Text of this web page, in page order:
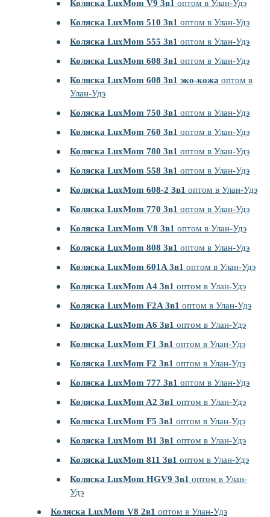
Коляска LuxMom V9 3в1 оптом в Улан-Удэ
Коляска LuxMom 510 3в1 оптом в Улан-Удэ
Коляска LuxMom 555 3в1 оптом в Улан-Удэ
Коляска LuxMom 608 3в1 оптом в Улан-Удэ
Коляска LuxMom 608 3в1 эко-кожа оптом в
Улан-Удэ
Коляска LuxMom 750 3в1 оптом в Улан-Удэ
Коляска LuxMom 760 3в1 оптом в Улан-Удэ
Коляска LuxMom 780 3в1 оптом в Улан-Удэ
Коляска LuxMom 558 3в1 оптом в Улан-Удэ
Коляска LuxMom 608-2 3в1 оптом в Улан-Удэ
Коляска LuxMom 770 3в1 оптом в Улан-Удэ
Коляска LuxMom V8 3в1 оптом в Улан-Удэ
Коляска LuxMom 808 3в1 оптом в Улан-Удэ
Коляска LuxMom 601A 3в1 оптом в Улан-Удэ
Коляска LuxMom A4 3в1 оптом в Улан-Удэ
Коляска LuxMom F2A 3в1 оптом в Улан-Удэ
Коляска LuxMom A6 3в1 оптом в Улан-Удэ
Коляска LuxMom F1 3в1 оптом в Улан-Удэ
Коляска LuxMom F2 3в1 оптом в Улан-Удэ
Коляска LuxMom 777 3в1 оптом в Улан-Удэ
Коляска LuxMom A2 3в1 оптом в Улан-Удэ
Коляска LuxMom F5 3в1 оптом в Улан-Удэ
Коляска LuxMom B1 3в1 оптом в Улан-Удэ
Коляска LuxMom 811 3в1 оптом в Улан-Удэ
Коляска LuxMom HGV9 3в1 оптом в Улан-
Удэ
Коляска LuxMom V8 2в1 оптом в Улан-Удэ